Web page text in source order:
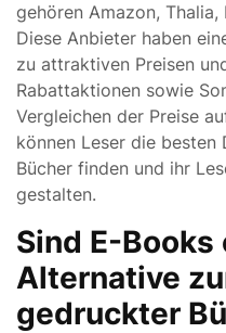
gehören Amazon,
Diese Anbieter haben
zu attraktiven Preisen
Rabattaktionen sowie
Vergleichen der Preise
können Leser die besten
Bücher finden und ihr
gestalten.
Sind E-
Alternative
gedruckter